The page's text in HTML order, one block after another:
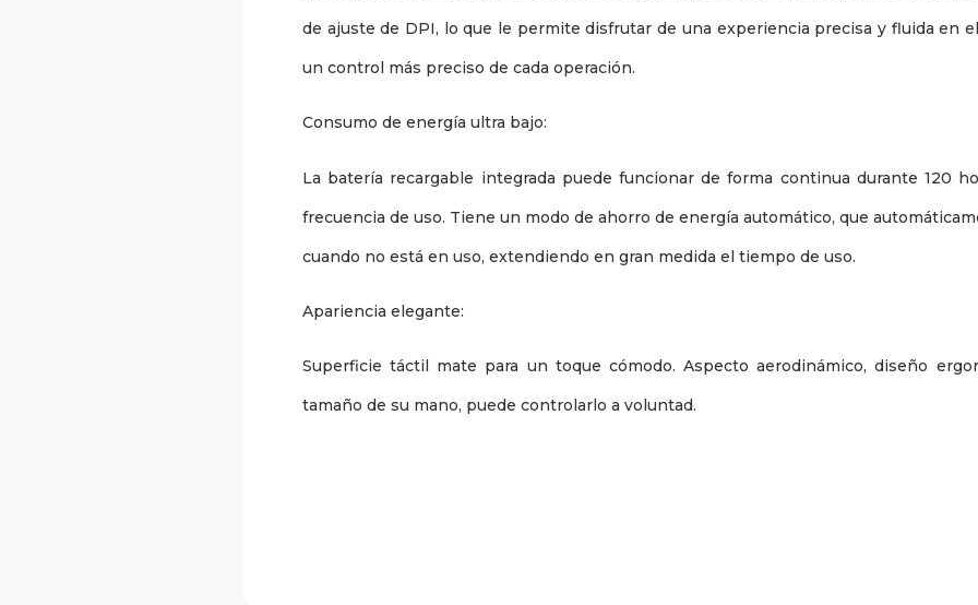
de ajuste de DPI, lo que le permite disfrutar de una experiencia precisa y fluida en
un control más preciso de cada operación.
Consumo de energía ultra bajo:
La batería recargable integrada puede funcionar de forma continua durante 120
frecuencia de uso. Tiene un modo de ahorro de energía automático, que
cuando no está en uso, extendiendo en gran medida el tiempo de uso.
Apariencia elegante:
Superficie táctil mate para un toque cómodo. Aspecto aerodinámico, diseño
tamaño de su mano, puede controlarlo a voluntad.